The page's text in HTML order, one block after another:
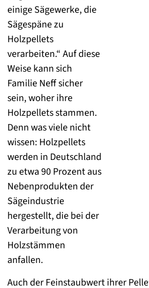
einige Sägewerke, die
Sägespäne zu
Holzpellets
verarbeiten.“ Auf diese
Weise kann sich
Familie Neff sicher
sein, woher ihre
Holzpellets stammen.
Denn was viele nicht
wissen: Holzpellets
werden in Deutschland
zu etwa 90 Prozent aus
Nebenprodukten der
Sägeindustrie
hergestellt, die bei der
Verarbeitung von
Holzstämmen
anfallen.
Auch der Feinstaubwert ihrer